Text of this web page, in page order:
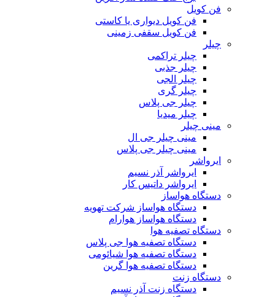
فن کویل
فن کویل دیواری یا کاستی
فن کویل سقفی زمینی
چیلر
چیلر تراکمی
چیلر جذبی
چیلر الجی
چیلر گری
چیلر جی پلاس
چیلر میدیا
مینی چیلر
مینی چیلر جی ال
مینی چیلر جی پلاس
ایرواشر
ایرواشر آذر نسیم
ایرواشر داتیس کار
دستگاه هواساز
دستگاه هواساز شرکت تهویه
دستگاه هواساز هوارام
دستگاه تصفیه هوا
دستگاه تصفیه هوا جی پلاس
دستگاه تصفیه هوا شیائومی
دستگاه تصفیه هوا گرین
دستگاه زنت
دستگاه زنت آذر نسیم